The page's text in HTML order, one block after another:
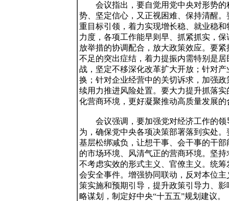
会议指出，要自觉用党中央对形势的
势、坚定信心，又正视困难、保持清醒
重目标引领，着力实现增长稳、就业稳
力度，各项工作能早则早、抓紧抓实，
放举措的协调配合，放大政策效应。要
不足的突出症结，着力提振内需特别是
战，坚定不移深化改革扩大开放；针对
换；针对企业经营中的关切诉求，加强
续用力推进风险处置。要大力提升抓落
化营商环境，更好凝聚推动高质量发展的
会议强调，要加强党对经济工作的领
为，确保党中央各项决策部署落到实处
基层松绑减负，让想干事、会干事的干
的市场环境、风清气正的营商环境。坚
不考虑实效的形式主义、官僚主义。统
会安全事件。增强协同联动，反对本位
策实施和预期引导，提升政策引导力、
略谋划，制定好中央“十五五”规划建议。